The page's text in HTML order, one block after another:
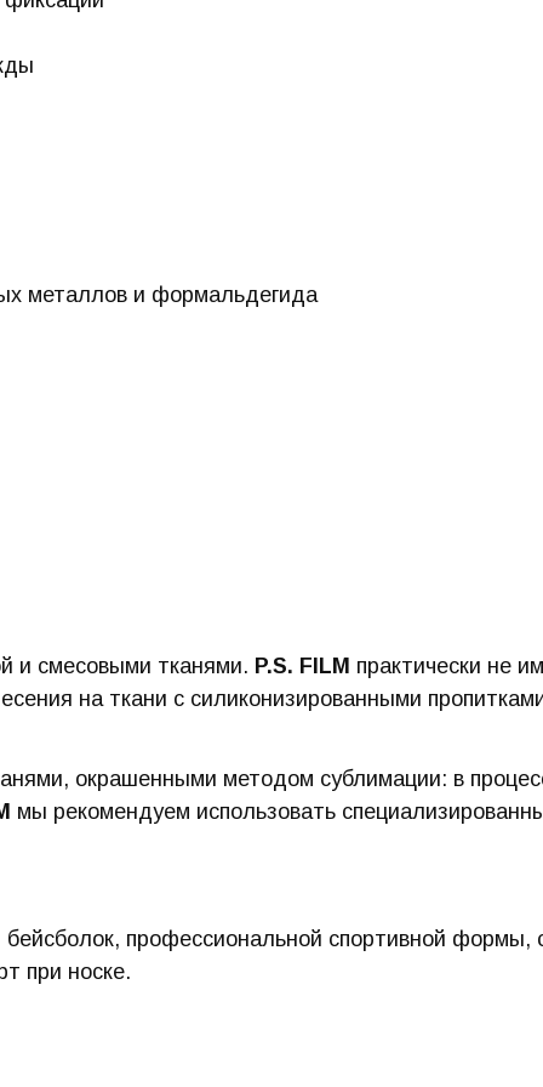
металлов и формальдегида
и смесовыми тканями. P.S. FILM практически не
на ткани с силиконизированными
окрашенными методом сублимации: в
мы рекомендуем использовать
профессиональной спортивной формы,
при носке.